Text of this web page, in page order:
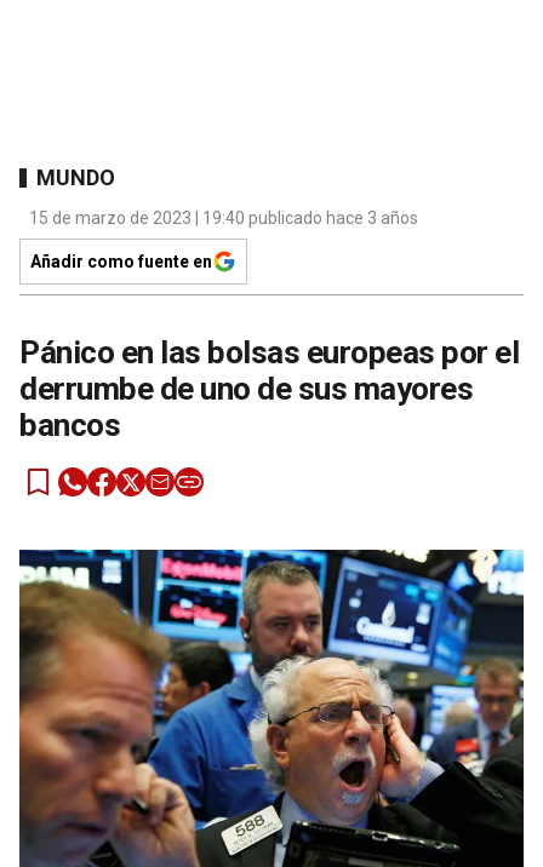
MUNDO
15 de marzo de 2023 | 19:40 publicado hace 3 años
Añadir como fuente en
Pánico en las bolsas europeas por el
derrumbe de uno de sus mayores
bancos